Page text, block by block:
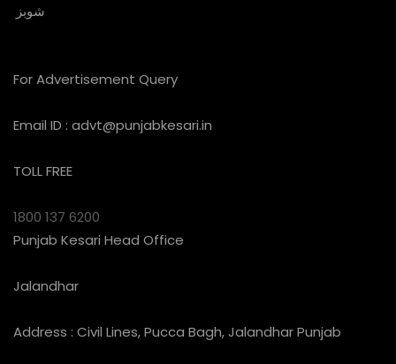
شوبز
For Advertisement Query
Email ID : advt@punjabkesari.in
TOLL FREE
1800 137 6200
Punjab Kesari Head Office
Jalandhar
Address : Civil Lines, Pucca Bagh, Jalandhar Punjab